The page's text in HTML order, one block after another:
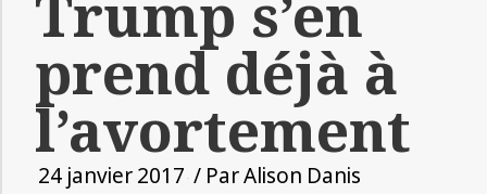
Trump s’en
prend déjà à
l’avortement
24 janvier 2017 / ParAlison Danis